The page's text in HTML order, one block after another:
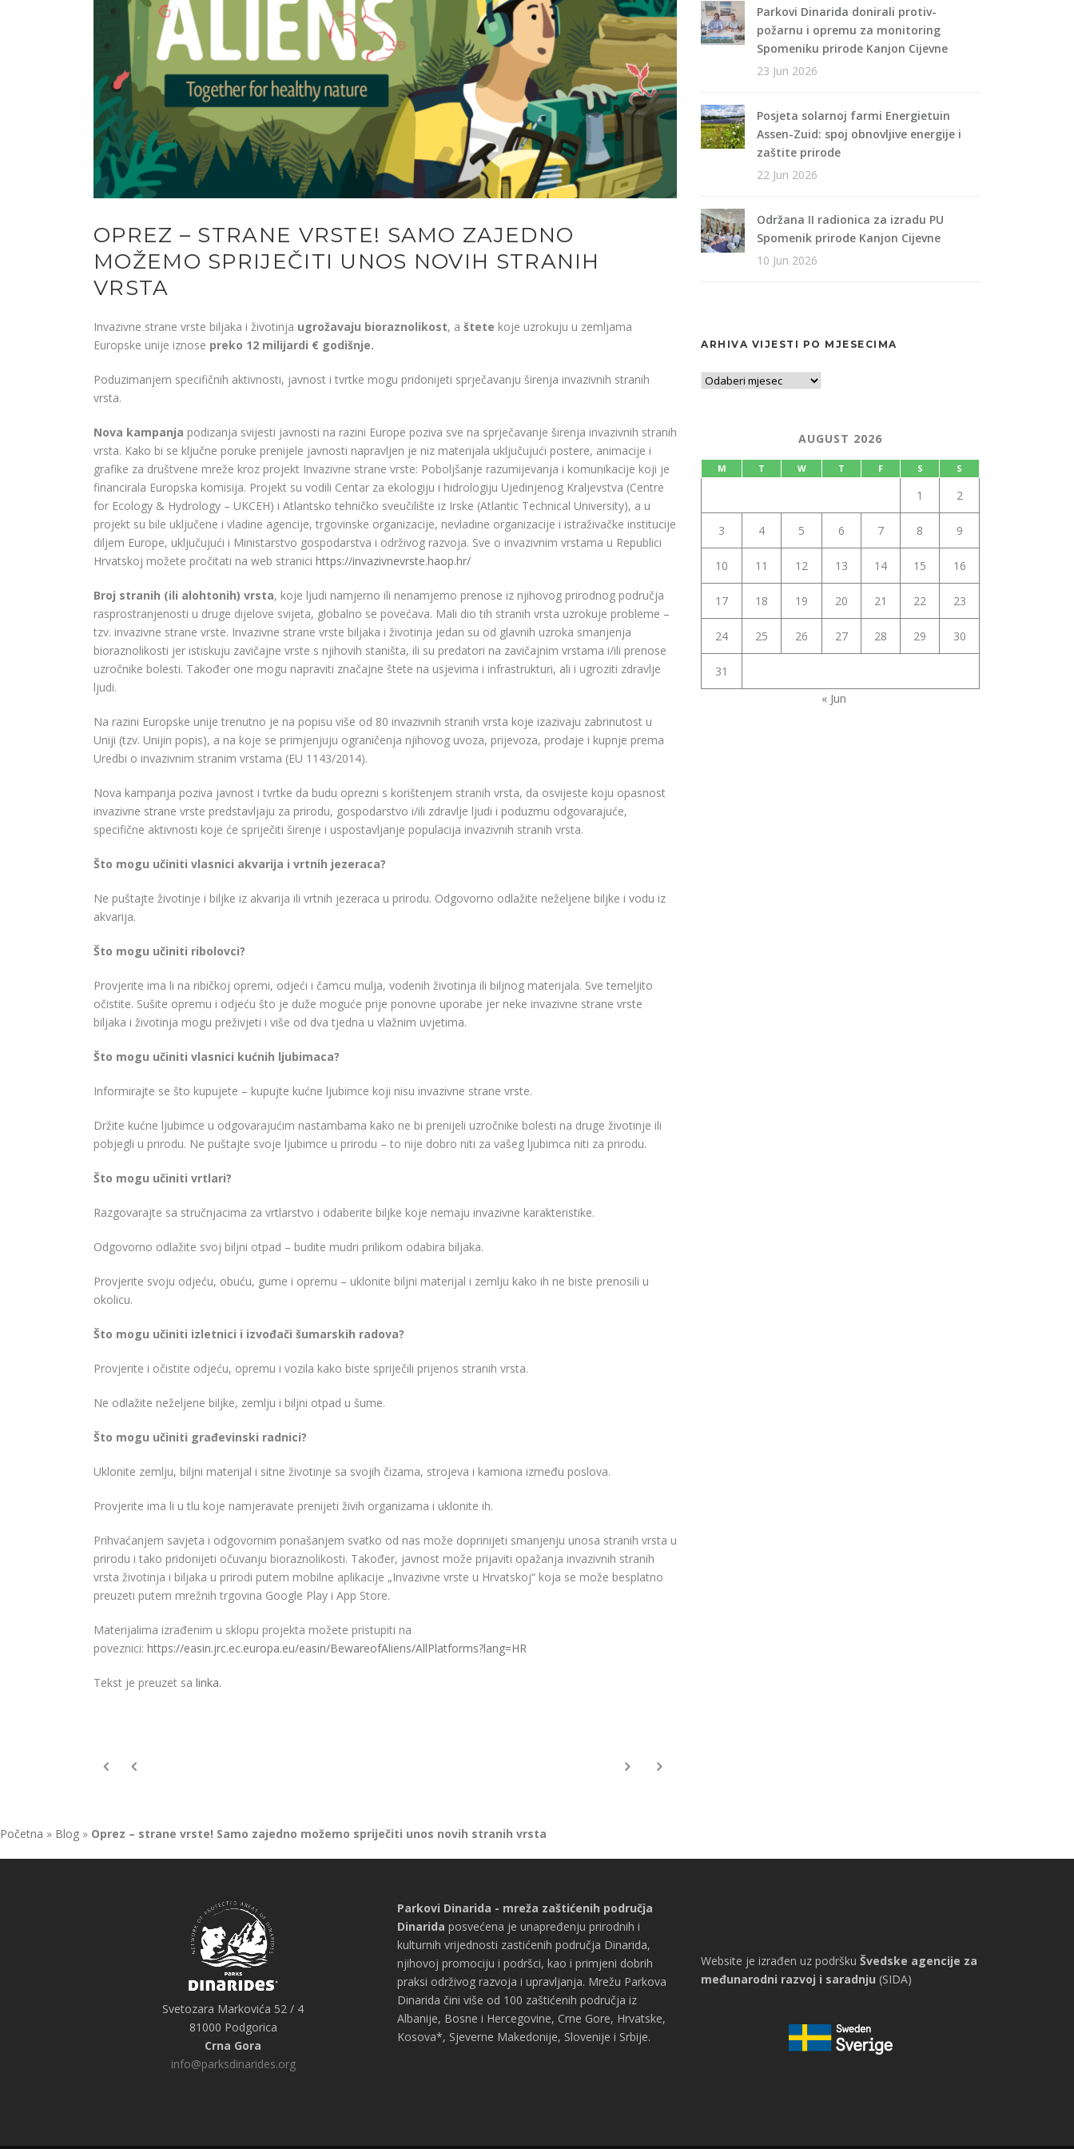
OPREZ – STRANE VRSTE! SAMO ZAJEDNO
MOŽEMO SPRIJEČITI UNOS NOVIH STRANIH
VRSTA
Invazivne strane vrste biljaka i životinja ugrožavaju bioraznolikost, a štete koje uzrokuju u zemljama
Europske unije iznose preko 12 milijardi € godišnje.
Poduzimanjem specifičnih aktivnosti, javnost i tvrtke mogu pridonijeti sprječavanju širenja invazivnih stranih
vrsta.
Nova kampanja podizanja svijesti javnosti na razini Europe poziva sve na sprječavanje širenja invazivnih stranih
vrsta. Kako bi se ključne poruke prenijele javnosti napravljen je niz materijala uključujući postere, animacije i
grafike za društvene mreže kroz projekt Invazivne strane vrste: Poboljšanje razumijevanja i komunikacije koji je
financirala Europska komisija. Projekt su vodili Centar za ekologiju i hidrologiju Ujedinjenog Kraljevstva (Centre
for Ecology & Hydrology – UKCEH) i Atlantsko tehničko sveučilište iz Irske (Atlantic Technical University), a u
projekt su bile uključene i vladine agencije, trgovinske organizacije, nevladine organizacije i istraživačke institucije
diljem Europe, uključujući i Ministarstvo gospodarstva i održivog razvoja. Sve o invazivnim vrstama u Republici
Hrvatskoj možete pročitati na web stranici https://invazivnevrste.haop.hr/
Broj stranih (ili alohtonih) vrsta, koje ljudi namjerno ili nenamjerno prenose iz njihovog prirodnog područja
rasprostranjenosti u druge dijelove svijeta, globalno se povećava. Mali dio tih stranih vrsta uzrokuje probleme –
tzv. invazivne strane vrste. Invazivne strane vrste biljaka i životinja jedan su od glavnih uzroka smanjenja
bioraznolikosti jer istiskuju zavičajne vrste s njihovih staništa, ili su predatori na zavičajnim vrstama i/ili prenose
uzročnike bolesti. Također one mogu napraviti značajne štete na usjevima i infrastrukturi, ali i ugroziti zdravlje
ljudi.
Na razini Europske unije trenutno je na popisu više od 80 invazivnih stranih vrsta koje izazivaju zabrinutost u
Uniji (tzv. Unijin popis), a na koje se primjenjuju ograničenja njihovog uvoza, prijevoza, prodaje i kupnje prema
Uredbi o invazivnim stranim vrstama (EU 1143/2014).
Nova kampanja poziva javnost i tvrtke da budu oprezni s korištenjem stranih vrsta, da osvijeste koju opasnost
invazivne strane vrste predstavljaju za prirodu, gospodarstvo i/ili zdravlje ljudi i poduzmu odgovarajuće,
specifične aktivnosti koje će spriječiti širenje i uspostavljanje populacija invazivnih stranih vrsta.
Što mogu učiniti vlasnici akvarija i vrtnih jezeraca?
Ne puštajte životinje i biljke iz akvarija ili vrtnih jezeraca u prirodu. Odgovorno odlažite neželjene biljke i vodu iz
akvarija.
Što mogu učiniti ribolovci?
Provjerite ima li na ribičkoj opremi, odjeći i čamcu mulja, vodenih životinja ili biljnog materijala. Sve temeljito
očistite. Sušite opremu i odjeću što je duže moguće prije ponovne uporabe jer neke invazivne strane vrste
biljaka i životinja mogu preživjeti i više od dva tjedna u vlažnim uvjetima.
Što mogu učiniti vlasnici kućnih ljubimaca?
Informirajte se što kupujete – kupujte kućne ljubimce koji nisu invazivne strane vrste.
Držite kućne ljubimce u odgovarajućim nastambama kako ne bi prenijeli uzročnike bolesti na druge životinje ili
pobjegli u prirodu. Ne puštajte svoje ljubimce u prirodu – to nije dobro niti za vašeg ljubimca niti za prirodu.
Što mogu učiniti vrtlari?
Razgovarajte sa stručnjacima za vrtlarstvo i odaberite biljke koje nemaju invazivne karakteristike.
Odgovorno odlažite svoj biljni otpad – budite mudri prilikom odabira biljaka.
Provjerite svoju odjeću, obuću, gume i opremu – uklonite biljni materijal i zemlju kako ih ne biste prenosili u
okolicu.
Što mogu učiniti izletnici i izvođači šumarskih radova?
Provjerite i očistite odjeću, opremu i vozila kako biste spriječili prijenos stranih vrsta.
Ne odlažite neželjene biljke, zemlju i biljni otpad u šume.
Što mogu učiniti građevinski radnici?
Uklonite zemlju, biljni materijal i sitne životinje sa svojih čizama, strojeva i kamiona između poslova.
Provjerite ima li u tlu koje namjeravate prenijeti živih organizama i uklonite ih.
Prihvaćanjem savjeta i odgovornim ponašanjem svatko od nas može doprinijeti smanjenju unosa stranih vrsta u
prirodu i tako pridonijeti očuvanju bioraznolikosti. Također, javnost može prijaviti opažanja invazivnih stranih
vrsta životinja i biljaka u prirodi putem mobilne aplikacije „Invazivne vrste u Hrvatskoj“ koja se može besplatno
preuzeti putem mrežnih trgovina Google Play i App Store.
Materijalima izrađenim u sklopu projekta možete pristupiti na
poveznici: https://easin.jrc.ec.europa.eu/easin/BewareofAliens/AllPlatforms?lang=HR
Tekst je preuzet sa linka.
Parkovi Dinarida donirali protiv-
požarnu i opremu za monitoring
Spomeniku prirode Kanjon Cijevne
23 Jun 2026
Posjeta solarnoj farmi Energietuin
Assen-Zuid: spoj obnovljive energije i
zaštite prirode
22 Jun 2026
Održana II radionica za izradu PU
Spomenik prirode Kanjon Cijevne
10 Jun 2026
ARHIVA VIJESTI PO MJESECIMA
AUGUST 2026
M T W T F S S
1 2
3 4 5 6 7 8 9
10 11 12 13 14 15 16
17 18 19 20 21 22 23
24 25 26 27 28 29 30
31
« Jun
Početna » Blog » Oprez – strane vrste! Samo zajedno možemo spriječiti unos novih stranih vrsta
Svetozara Markovića 52 / 4
81000 Podgorica
Crna Gora
info@parksdinarides.org
Parkovi Dinarida - mreža zaštićenih područja
Dinarida posvećena je unapređenju prirodnih i
kulturnih vrijednosti zastićenih područja Dinarida,
njihovoj promociju i podršci, kao i primjeni dobrih
praksi održivog razvoja i upravljanja. Mrežu Parkova
Dinarida čini više od 100 zaštićenih područja iz
Albanije, Bosne i Hercegovine, Crne Gore, Hrvatske,
Kosova*, Sjeverne Makedonije, Slovenije i Srbije.
Website je izrađen uz podršku Švedske agencije za
međunarodni razvoj i saradnju (SIDA)